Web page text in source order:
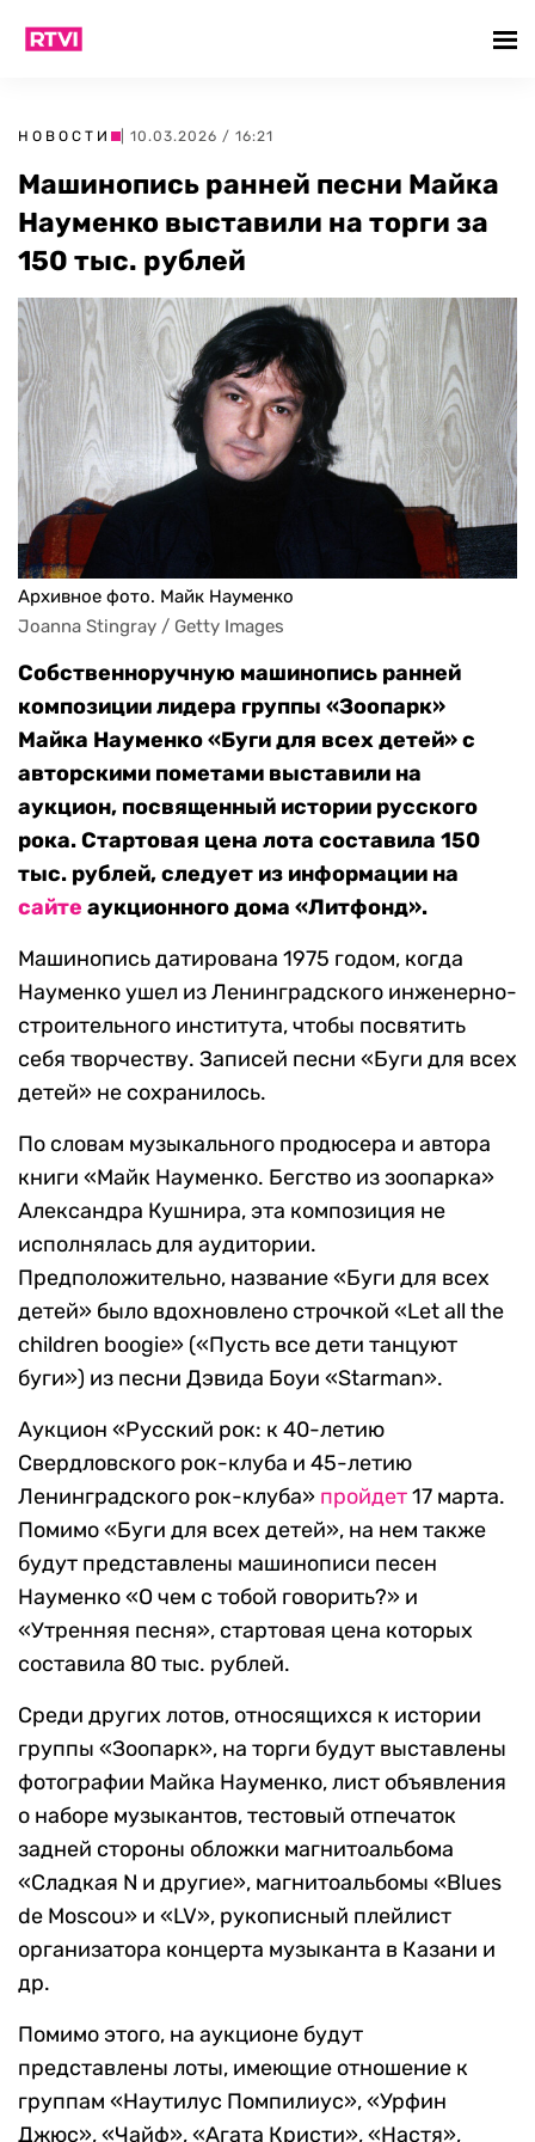
НОВОСТИ | 10.03.2026 / 16:21
Машинопись ранней песни Майка
Науменко выставили на торги за
150 тыс. рублей
Архивное фото. Майк Науменко
Joanna Stingray / Getty Images
Собственноручную машинопись ранней
композиции лидера группы «Зоопарк»
Майка Науменко «Буги для всех детей» с
авторскими пометами выставили на
аукцион, посвященный истории русского
рока. Стартовая цена лота составила 150
тыс. рублей, следует из информации на
сайте аукционного дома «Литфонд».
Машинопись датирована 1975 годом, когда
Науменко ушел из Ленинградского инженерно-
строительного института, чтобы посвятить
себя творчеству. Записей песни «Буги для всех
детей» не сохранилось.
По словам музыкального продюсера и автора
книги «Майк Науменко. Бегство из зоопарка»
Александра Кушнира, эта композиция не
исполнялась для аудитории.
Предположительно, название «Буги для всех
детей» было вдохновлено строчкой «Let all the
children boogie» («Пусть все дети танцуют
буги») из песни Дэвида Боуи «Starman».
Аукцион «Русский рок: к 40-летию
Свердловского рок-клуба и 45-летию
Ленинградского рок-клуба» пройдет17 марта.
Помимо «Буги для всех детей», на нем также
будут представлены машинописи песен
Науменко «О чем с тобой говорить?» и
«Утренняя песня», стартовая цена которых
составила 80 тыс. рублей.
Среди других лотов, относящихся к истории
группы «Зоопарк», на торги будут выставлены
фотографии Майка Науменко, лист объявления
о наборе музыкантов, тестовый отпечаток
задней стороны обложки магнитоальбома
«Сладкая N и другие», магнитоальбомы «Blues
de Moscou» и «LV», рукописный плейлист
организатора концерта музыканта в Казани и
др.
Помимо этого, на аукционе будут
представлены лоты, имеющие отношение к
группам «Наутилус Помпилиус», «Урфин
Джюс», «Чайф», «Агата Кристи», «Настя»,